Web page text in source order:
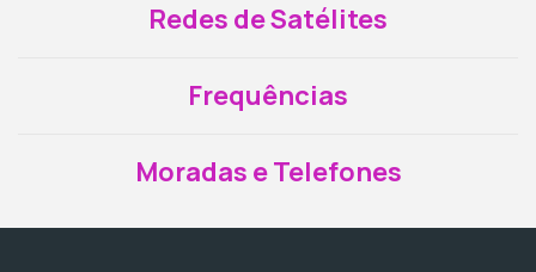
Redes de Satélites
Frequências
Moradas e Telefones